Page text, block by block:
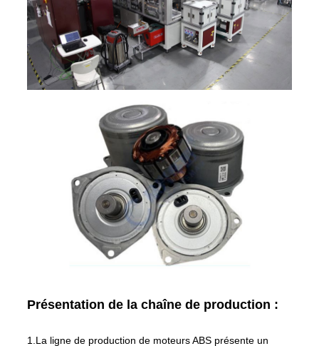
Présentation de la chaîne de production :
1.La ligne de production de moteurs ABS présente un